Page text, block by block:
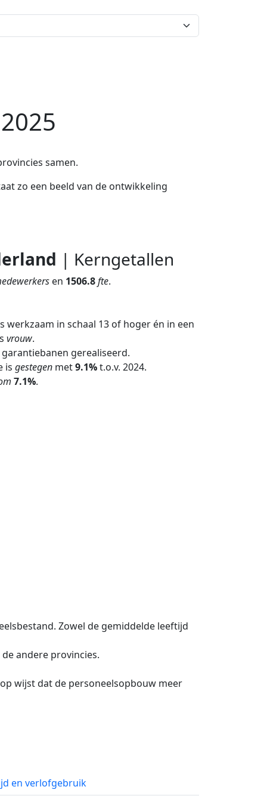
samen.
zo een beeld van de ontwikkeling
| Kerngetallen
en 1506.8fte.
in schaal 13 of hoger én in een
vrouw.
gerealiseerd.
is gestegen met9.1%t.o.v. 2024.
7.1%.
Zowel de gemiddelde leeftijd
andere provincies.
wijst dat de personeelsopbouw meer
en verlofgebruik